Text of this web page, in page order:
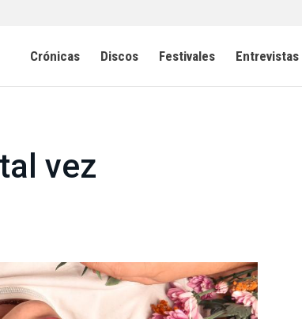
Crónicas Discos Festivales Entrevistas
vez